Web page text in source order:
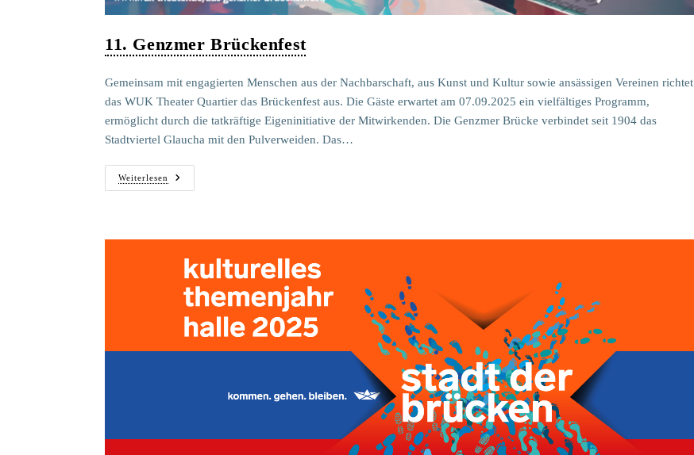
11. Genzmer Brückenfest
Gemeinsam mit engagierten Menschen aus der Nachbarschaft, aus Kunst und Kultur sowie ansässigen Vereinen richtet
das WUK Theater Quartier das Brückenfest aus. Die Gäste erwartet am 07.09.2025 ein vielfältiges Programm,
ermöglicht durch die tatkräftige Eigeninitiative der Mitwirkenden. Die Genzmer Brücke verbindet seit 1904 das
Stadtviertel Glaucha mit den Pulverweiden. Das…
Weiterlesen
11.
Genzmer